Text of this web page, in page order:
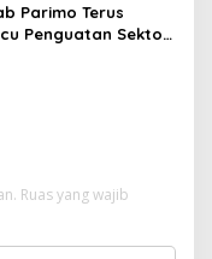
Parimo Terus
Penguatan Sektor
Ruas yang wajib